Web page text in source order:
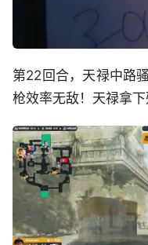
第22回合，天禄中路
枪效率无敌！天禄拿下